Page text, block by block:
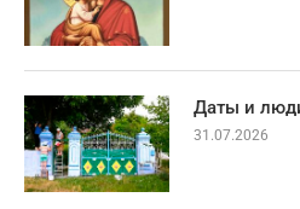
Даты и
31.07.2026